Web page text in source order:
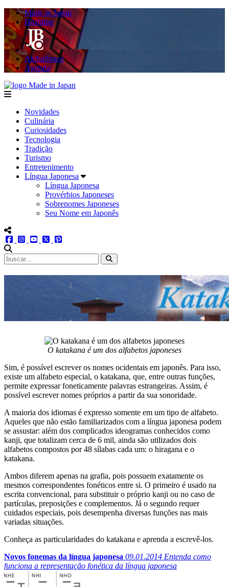
Made in Japan
Hashitag
AkibaSpace
Agenda
menu
Novidades
Culinária
Curiosidades
Tecnologia
Tradição
Turismo
Entretenimento
Língua Japonesa
Língua Japonesa
Provérbios Japoneses
Sobrenomes Japoneses
Seu Nome em Japonês
menu redes social
facebookinstagram
youtube
twitter
O katakana é um dos alfabetos japoneses
Sim, é possível escrever os nomes ocidentais em japonês. Para isso,
existe um alfabeto especial, o katakana, que, entre outras funções,
permite expressar foneticamente palavras estrangeiras. Assim, é
possível escrever nomes próprios a partir da sua sonoridade.
A maioria dos idiomas é expresso somente em um tipo de alfabeto.
Aqueles que não estão familiarizados com a língua japonesa podem
se assustar: além dos complicados ideogramas conhecidos como
kanji, que totalizam cerca de 6 mil, ainda são utilizados dois
alfabetos compostos por 48 sílabas cada um: o hiragana e o
katakana.
Ambos diferem apenas na grafia, pois possuem exatamente os
mesmos correspondentes fonéticos entre si. O primeiro é usado na
escrita convencional, para substituir o próprio kanji ou no caso de
partículas, preposições e complementos. Já o segundo requer
cuidados especiais, pois desempenha diversas funções nas mais
variadas situações.
Conheça as particularidades do katakana e aprenda a escrevê-los.
Novos fonemas da língua japonesa 09.01.2014 Entenda como
funciona a representação fonética da língua japonesa